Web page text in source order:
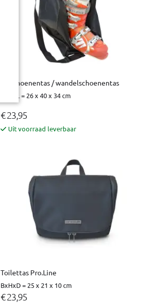
Skischoenentas / wandelschoenentas
BxHxL = 26 x 40 x 34 cm
€ 23,95
Uit voorraad leverbaar
Toilettas Pro.Line
BxHxD = 25 x 21 x 10 cm
€ 23,95